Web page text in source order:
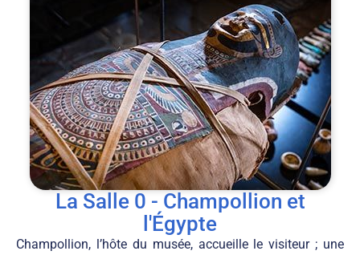
La Salle 0 - Champollion et
l'Égypte
Champollion, l’hôte du musée, accueille le visiteur ; une